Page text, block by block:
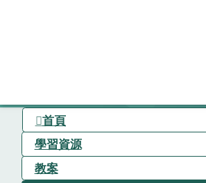
首頁
學習資源
教案